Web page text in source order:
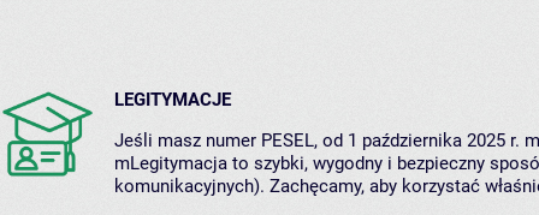
LEGITYMACJE
Jeśli masz numer PESEL, od 1 października 2025
mLegitymacja to szybki, wygodny i bezpieczny
komunikacyjnych). Zachęcamy, aby korzystać